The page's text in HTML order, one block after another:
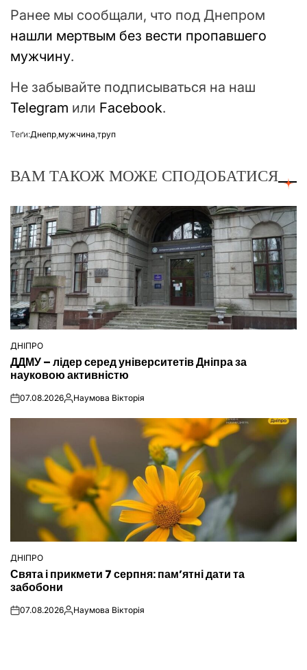
Ранее мы сообщали, что под Днепром
нашли мертвым без вести пропавшего
мужчину.
Не забывайте подписываться на наш
Telegram или Facebook.
Теґи:Днепр,мужчина,труп
ВАМ ТАКОЖ МОЖЕ СПОДОБАТИСЯ
ОПУБЛІКУВАТИ
У
ДНІПРО
ДДМУ – лідер серед університетів Дніпра за
науковою активністю
on07.08.2026Опубліковано
Наумова Вікторія
ОПУБЛІКУВАТИ
У
ДНІПРО
Свята і прикмети 7 серпня: пам’ятні дати та
забобони
on07.08.2026Опубліковано
Наумова Вікторія